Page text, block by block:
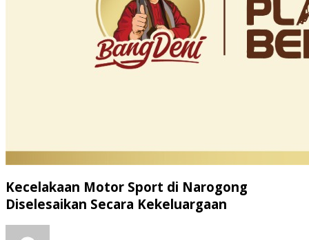
Kecelakaan Motor Sport di Narogong
Diselesaikan Secara Kekeluargaan